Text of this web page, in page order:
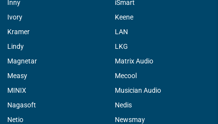
Inny
iSmart
Ivory
Keene
Kramer
LAN
Lindy
LKG
Magnetar
Matrix Audio
Measy
Mecool
MINIX
Musician Audio
Nagasoft
Nedis
Netio
Newsmay